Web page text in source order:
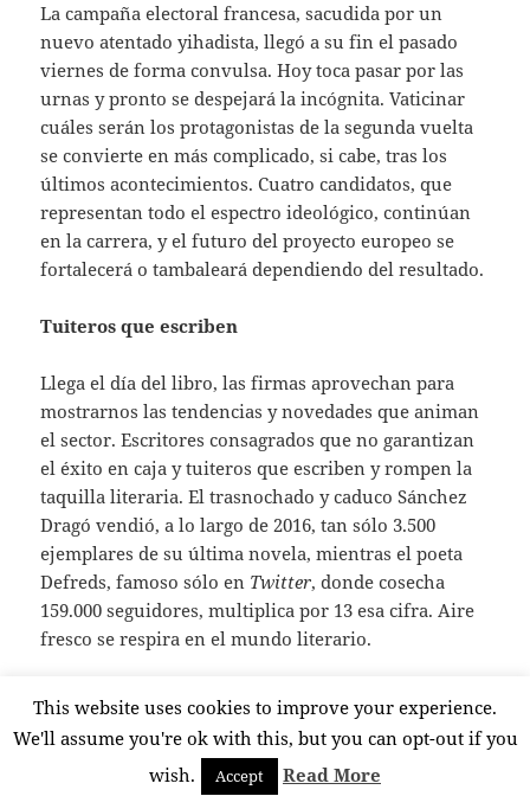
La campaña electoral francesa, sacudida por un
nuevo atentado yihadista, llegó a su fin el pasado
viernes de forma convulsa. Hoy toca pasar por las
urnas y pronto se despejará la incógnita. Vaticinar
cuáles serán los protagonistas de la segunda vuelta
se convierte en más complicado, si cabe, tras los
últimos acontecimientos. Cuatro candidatos, que
representan todo el espectro ideológico, continúan
en la carrera, y el futuro del proyecto europeo se
fortalecerá o tambaleará dependiendo del resultado.
Tuiteros que escriben
Llega el día del libro, las firmas aprovechan para
mostrarnos las tendencias y novedades que animan
el sector. Escritores consagrados que no garantizan
el éxito en caja y tuiteros que escriben y rompen la
taquilla literaria. El trasnochado y caduco Sánchez
Dragó vendió, a lo largo de 2016, tan sólo 3.500
ejemplares de su última novela, mientras el poeta
Defreds, famoso sólo en Twitter, donde cosecha
159.000 seguidores, multiplica por 13 esa cifra. Aire
fresco se respira en el mundo literario.
Tecnología que nos espía
La información es poder, esta frase atribuida al
filosofo Francis Bacon está en plena vigencia en la
This website uses cookies to improve your experience.
We'll assume you're ok with this, but you can opt-out if you
wish.
Accept Read More